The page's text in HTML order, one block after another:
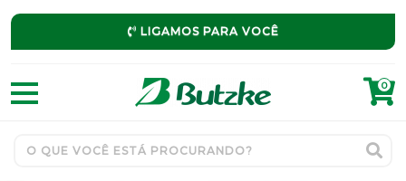
LIGAMOS PARA VOCÊ
0